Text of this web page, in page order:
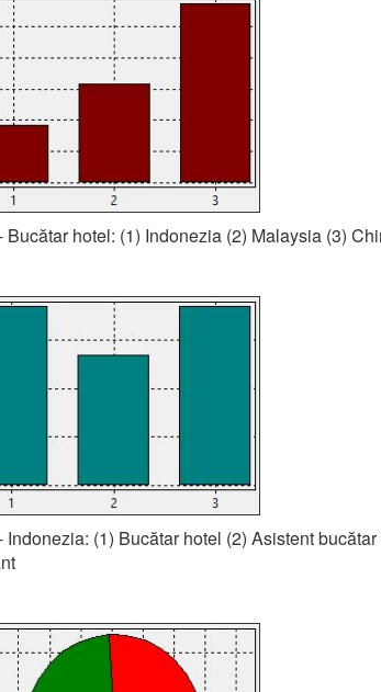
Bucătar hotel: (1) Indonezia (2) Malaysia (3)
Indonezia: (1) Bucătar hotel (2) Asistent